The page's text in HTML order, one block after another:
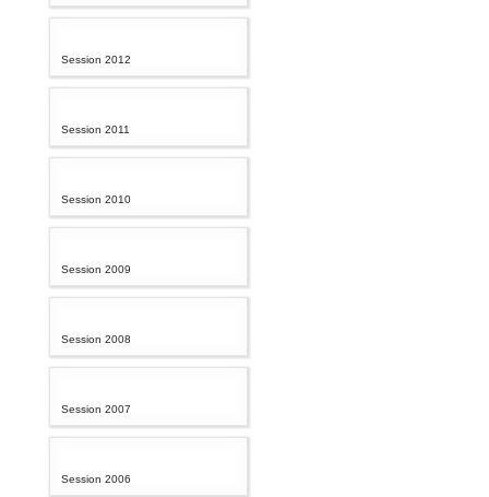
Session 2012
Session 2011
Session 2010
Session 2009
Session 2008
Session 2007
Session 2006